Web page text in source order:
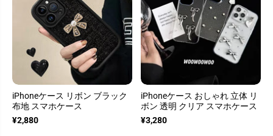
iPhoneケース リボン ブラック
布地 スマホケース
¥2,880
iPhoneケース おしゃれ 立体 リ
ボン 透明 クリア スマホケース
¥3,280